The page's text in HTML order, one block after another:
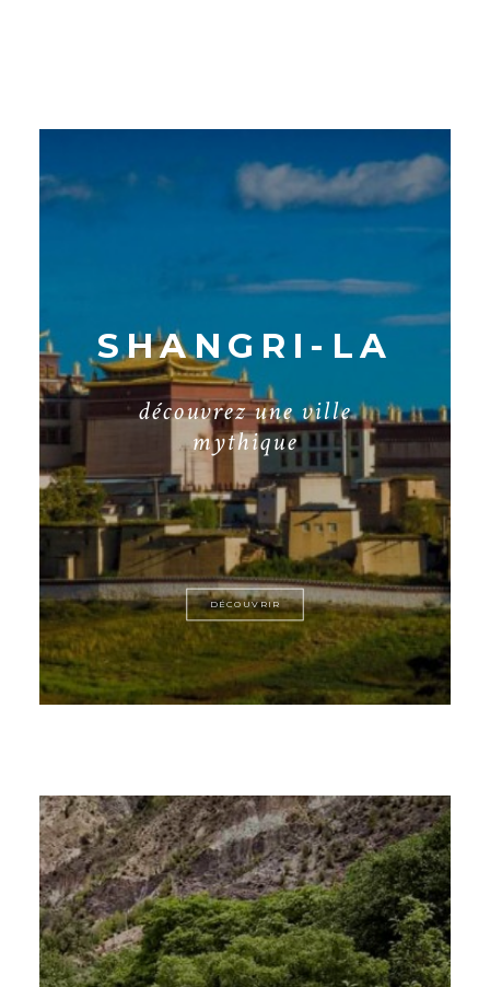
SHANGRI-LA
découvrez une ville
mythique
DÉCOUVRIR